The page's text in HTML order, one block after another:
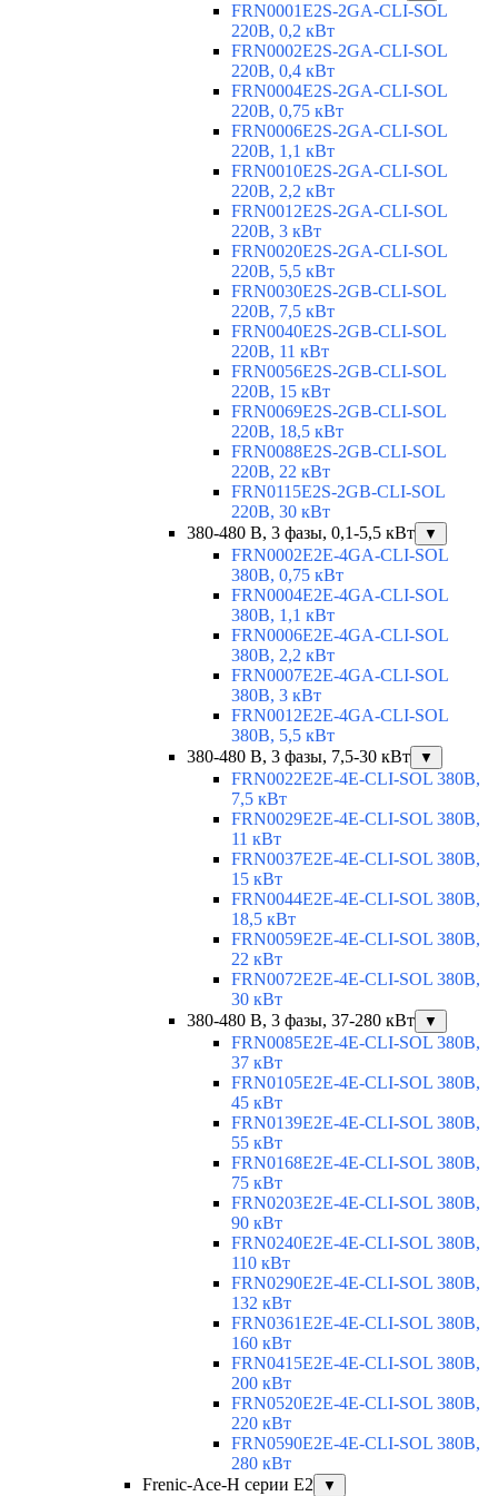
FRN0001E2S-2GA-CLI-SOL
220В, 0,2 кВт
FRN0002E2S-2GA-CLI-SOL
220В, 0,4 кВт
FRN0004E2S-2GA-CLI-SOL
220В, 0,75 кВт
FRN0006E2S-2GA-CLI-SOL
220В, 1,1 кВт
FRN0010E2S-2GA-CLI-SOL
220В, 2,2 кВт
FRN0012E2S-2GA-CLI-SOL
220В, 3 кВт
FRN0020E2S-2GA-CLI-SOL
220В, 5,5 кВт
FRN0030E2S-2GB-CLI-SOL
220В, 7,5 кВт
FRN0040E2S-2GB-CLI-SOL
220В, 11 кВт
FRN0056E2S-2GB-CLI-SOL
220В, 15 кВт
FRN0069E2S-2GB-CLI-SOL
220В, 18,5 кВт
FRN0088E2S-2GB-CLI-SOL
220В, 22 кВт
FRN0115E2S-2GB-CLI-SOL
220В, 30 кВт
380-480 В, 3 фазы, 0,1-5,5 кВт
▼
FRN0002E2E-4GA-CLI-SOL
380В, 0,75 кВт
FRN0004E2E-4GA-CLI-SOL
380В, 1,1 кВт
FRN0006E2E-4GA-CLI-SOL
380В, 2,2 кВт
FRN0007E2E-4GA-CLI-SOL
380В, 3 кВт
FRN0012E2E-4GA-CLI-SOL
380В, 5,5 кВт
380-480 В, 3 фазы, 7,5-30 кВт
▼
FRN0022E2E-4E-CLI-SOL 380В,
7,5 кВт
FRN0029E2E-4E-CLI-SOL 380В,
11 кВт
FRN0037E2E-4E-CLI-SOL 380В,
15 кВт
FRN0044E2E-4E-CLI-SOL 380В,
18,5 кВт
FRN0059E2E-4E-CLI-SOL 380В,
22 кВт
FRN0072E2E-4E-CLI-SOL 380В,
30 кВт
380-480 В, 3 фазы, 37-280 кВт
▼
FRN0085E2E-4E-CLI-SOL 380В,
37 кВт
FRN0105E2E-4E-CLI-SOL 380В,
45 кВт
FRN0139E2E-4E-CLI-SOL 380В,
55 кВт
FRN0168E2E-4E-CLI-SOL 380В,
75 кВт
FRN0203E2E-4E-CLI-SOL 380В,
90 кВт
FRN0240E2E-4E-CLI-SOL 380В,
110 кВт
FRN0290E2E-4E-CLI-SOL 380В,
132 кВт
FRN0361E2E-4E-CLI-SOL 380В,
160 кВт
FRN0415E2E-4E-CLI-SOL 380В,
200 кВт
FRN0520E2E-4E-CLI-SOL 380В,
220 кВт
FRN0590E2E-4E-CLI-SOL 380В,
280 кВт
Frenic-Ace-H серии E2
▼